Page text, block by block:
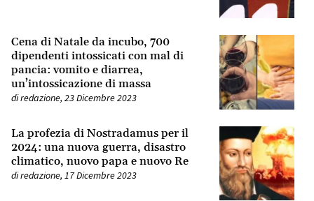
Cena di Natale da incubo, 700
dipendenti intossicati con mal di
pancia: vomito e diarrea,
un’intossicazione di massa
diredazione, 23 Dicembre 2023
La profezia di Nostradamus per il
2024: una nuova guerra, disastro
climatico, nuovo papa e nuovo Re
diredazione, 17 Dicembre 2023